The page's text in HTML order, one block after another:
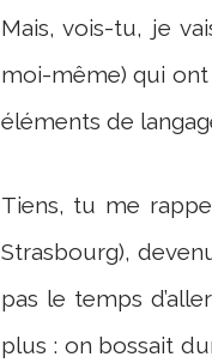
Mais, vois-tu, je
moi-même) qui ont
éléments de
Tiens, tu me
Strasbourg),
pas le temps
plus : on bossait